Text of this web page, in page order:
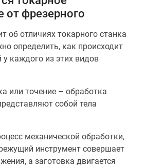
от фрезерного
об отличиях токарного станка
определить, как происходит
у каждого из этих видов
или точение – обработка
собой тела
механической обработки,
инструмент совершает
а заготовка двигается